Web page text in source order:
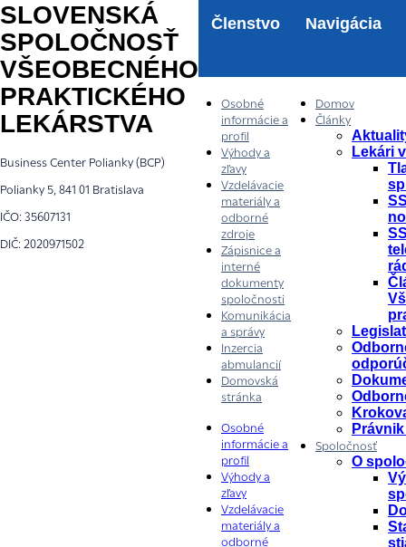
SLOVENSKÁ
SPOLOČNOSŤ
VŠEOBECNÉHO
PRAKTICKÉHO
LEKÁRSTVA
Business Center Polianky (BCP)
Polianky 5, 841 01 Bratislava
IČO: 35607131
DIČ: 2020971502
Členstvo
Osobné
informácie a
profil
Výhody a
zľavy
Vzdelávacie
materiály a
odborné
zdroje
Zápisnice a
interné
dokumenty
spoločnosti
Komunikácia
a správy
Inzercia
abmulancií
Domovská
stránka
Osobné
informácie a
profil
Výhody a
zľavy
Vzdelávacie
materiály a
odborné
Navigácia
Domov
Články
Lekári
Spoločnosť
O